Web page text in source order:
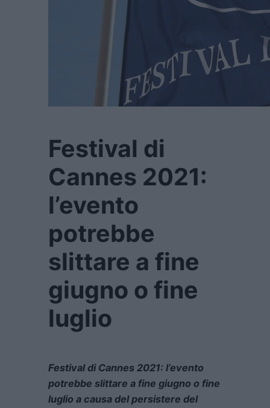
Festival di
Cannes 2021:
l’evento
potrebbe
slittare a fine
giugno o fine
luglio
Festival di Cannes 2021: l’evento
potrebbe slittare a fine giugno o fine
luglio a causa del persistere del